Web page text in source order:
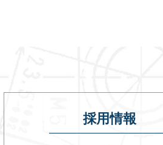
採用情報